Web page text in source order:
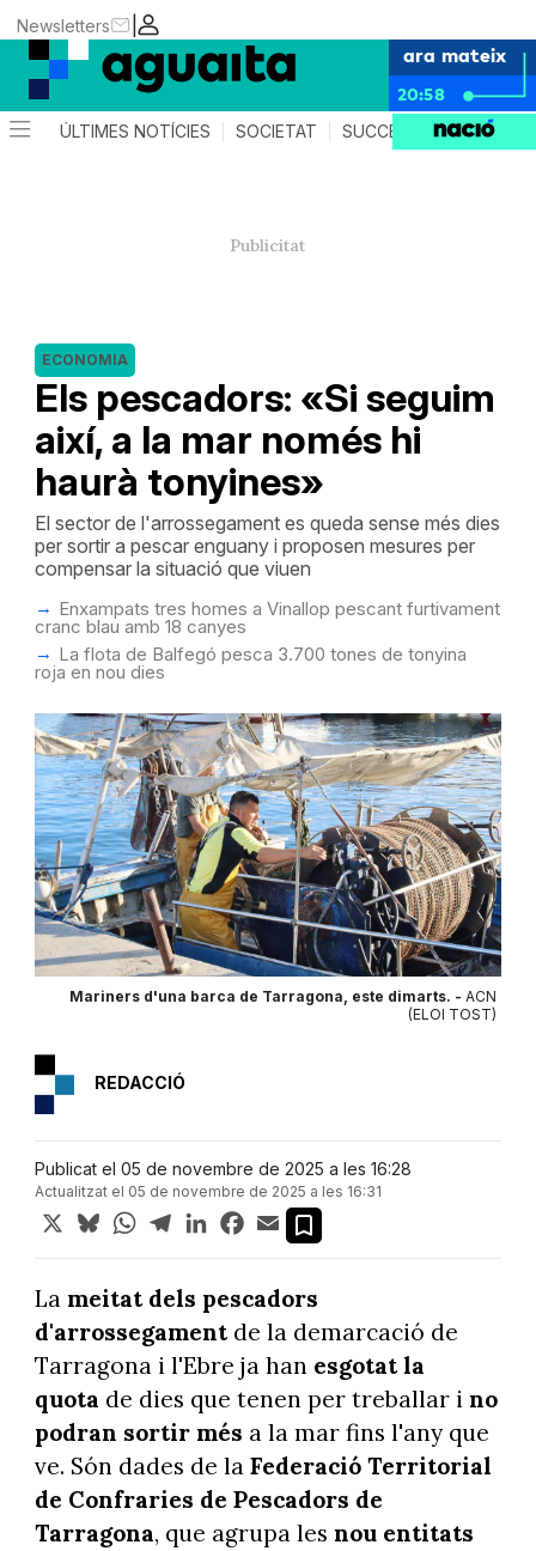
|
Newsletters
ara mateix
20:58
ÚLTIMES NOTÍCIES SOCIETAT SUCCESSOS AGENDA
Els pescadors: «Si seguim
així, a la mar només hi
haurà tonyines»
ECONOMIA
El sector de l'arrossegament es queda sense més dies
per sortir a pescar enguany i proposen mesures per
compensar la situació que viuen
Enxampats tres homes a Vinallop pescant furtivament
cranc blau amb 18 canyes
La flota de Balfegó pesca 3.700 tones de tonyina
roja en nou dies
Mariners d'una barca de Tarragona, este dimarts. - ACN
(ELOI TOST)
REDACCIÓ
Publicat el 05 de novembre de 2025 a les 16:28
Actualitzat el 05 de novembre de 2025 a les 16:31
X BlueskyWhatsApp
TelegramLinkedInFacebook
Email
La meitat dels pescadors
d'arrossegamentde la demarcació de
Tarragona i l'Ebre ja han esgotat la
quota de dies que tenen per treballar i no
podran sortir més a la mar fins l'any que
ve. Són dades de la Federació Territorial
de Confraries de Pescadors de
Tarragona, que agrupa les nou entitats